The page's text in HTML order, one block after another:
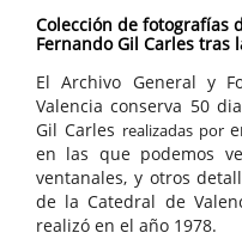
Colección de fotografías
Fernando Gil Carles tras
El Archivo General y
Valencia conserva 50
Gil Carles realizadas por
en las que podemos
ventanales, y otros
de la Catedral de
realizó en el año 1978.